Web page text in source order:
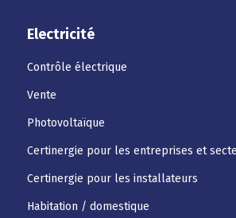
Electricité
Contrôle électrique
Vente
Photovoltaïque
Certinergie pour les entreprises et
Certinergie pour les installateurs
Habitation / domestique